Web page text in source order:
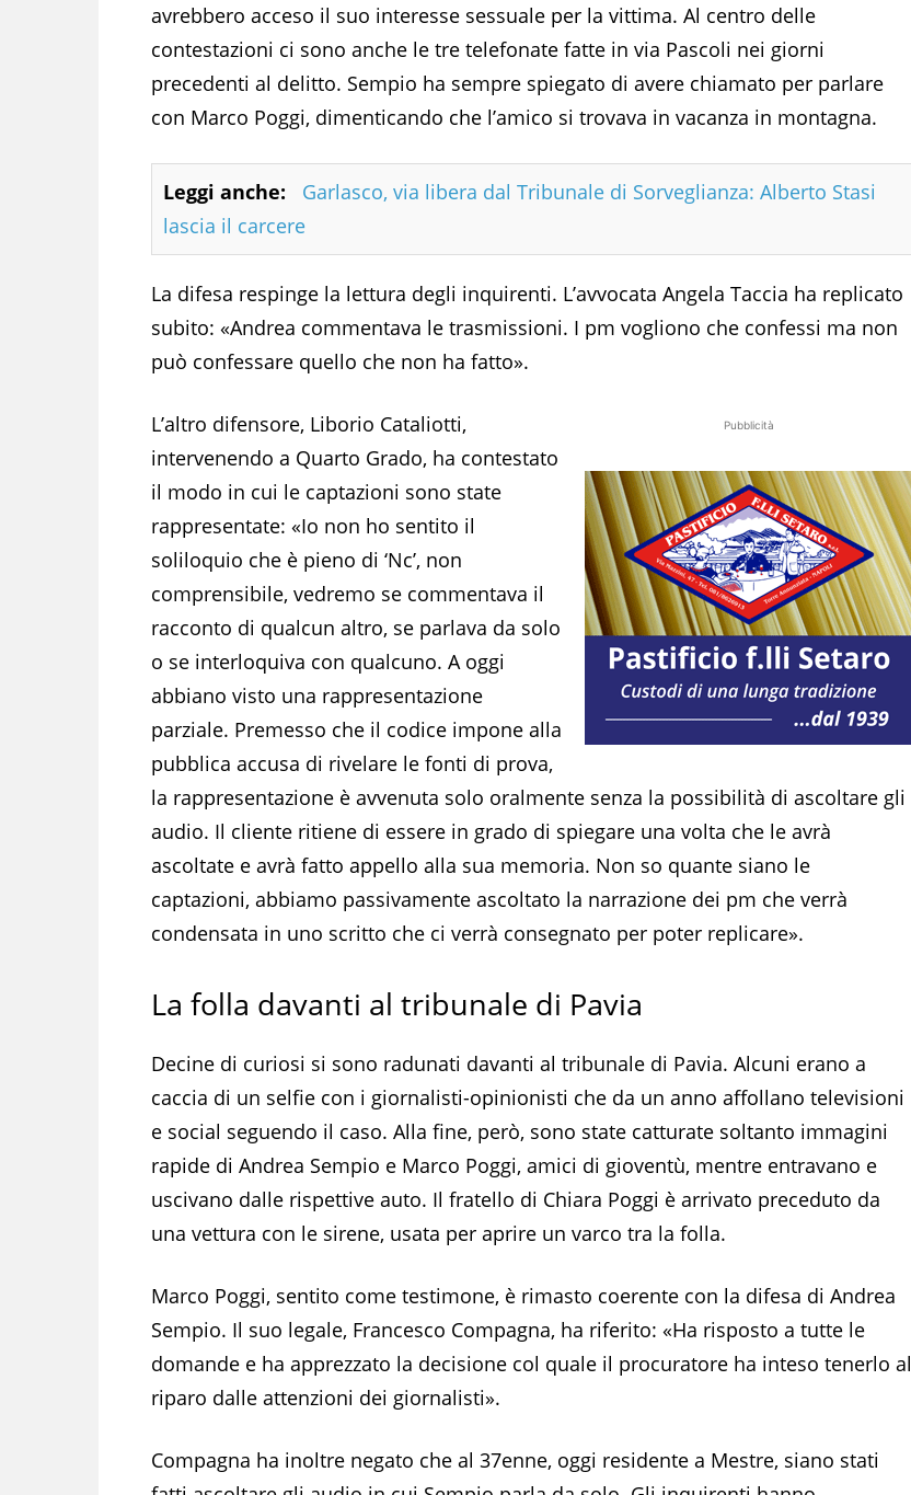
avrebbero acceso il suo interesse sessuale per la vittima. Al centro delle
contestazioni ci sono anche le tre telefonate fatte in via Pascoli nei giorni
precedenti al delitto. Sempio ha sempre spiegato di avere chiamato per parlare
con Marco Poggi, dimenticando che l’amico si trovava in vacanza in montagna.
Leggi anche:
Garlasco, via libera dal Tribunale di Sorveglianza: Alberto Stasi
lascia il carcere
La difesa respinge la lettura degli inquirenti. L’avvocata Angela Taccia ha replicato
subito: «Andrea commentava le trasmissioni. I pm vogliono che confessi ma non
può confessare quello che non ha fatto».
Pubblicità
L’altro difensore, Liborio Cataliotti,
intervenendo a Quarto Grado, ha contestato
il modo in cui le captazioni sono state
rappresentate: «Io non ho sentito il
soliloquio che è pieno di ‘Nc’, non
comprensibile, vedremo se commentava il
racconto di qualcun altro, se parlava da solo
o se interloquiva con qualcuno. A oggi
abbiano visto una rappresentazione
parziale. Premesso che il codice impone alla
pubblica accusa di rivelare le fonti di prova,
la rappresentazione è avvenuta solo oralmente senza la possibilità di ascoltare gli
audio. Il cliente ritiene di essere in grado di spiegare una volta che le avrà
ascoltate e avrà fatto appello alla sua memoria. Non so quante siano le
captazioni, abbiamo passivamente ascoltato la narrazione dei pm che verrà
condensata in uno scritto che ci verrà consegnato per poter replicare».
La folla davanti al tribunale di Pavia
Decine di curiosi si sono radunati davanti al tribunale di Pavia. Alcuni erano a
caccia di un selfie con i giornalisti-opinionisti che da un anno affollano televisioni
e social seguendo il caso. Alla fine, però, sono state catturate soltanto immagini
rapide di Andrea Sempio e Marco Poggi, amici di gioventù, mentre entravano e
uscivano dalle rispettive auto. Il fratello di Chiara Poggi è arrivato preceduto da
una vettura con le sirene, usata per aprire un varco tra la folla.
Marco Poggi, sentito come testimone, è rimasto coerente con la difesa di Andrea
Sempio. Il suo legale, Francesco Compagna, ha riferito: «Ha risposto a tutte le
domande e ha apprezzato la decisione col quale il procuratore ha inteso tenerlo al
riparo dalle attenzioni dei giornalisti».
Compagna ha inoltre negato che al 37enne, oggi residente a Mestre, siano stati